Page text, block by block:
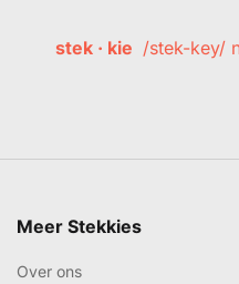
stek · kie /stek-key/
Meer Stekkies
Over ons